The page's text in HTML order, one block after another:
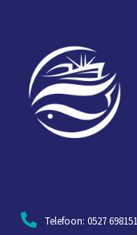
Telefoon: 0527 698151